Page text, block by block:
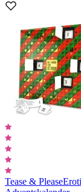
Tease & Please